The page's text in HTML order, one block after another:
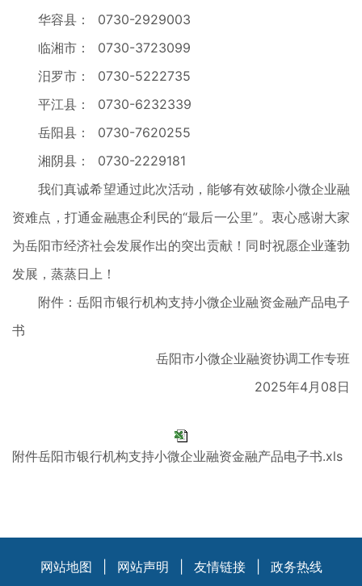
华容县： 0730-2929003
临湘市： 0730-3723099
汨罗市： 0730-5222735
平江县： 0730-6232339
岳阳县： 0730-7620255
湘阴县： 0730-2229181
我们真诚希望通过此次活动，能够有效破除小微企业融
资难点，打通金融惠企利民的“最后一公里”。衷心感谢大家
为岳阳市经济社会发展作出的突出贡献！同时祝愿企业蓬勃
发展，蒸蒸日上！
附件：岳阳市银行机构支持小微企业融资金融产品电子
书
岳阳市小微企业融资协调工作专班
2025年4月08日
附件岳阳市银行机构支持小微企业融资金融产品电子书.xls
网站地图 网站声明 友情链接 政务热线